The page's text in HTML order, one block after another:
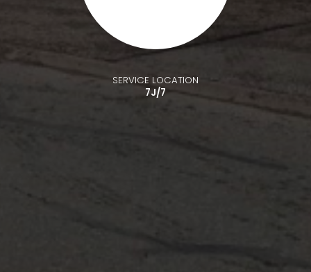
SERVICE LOCATION
7J/7